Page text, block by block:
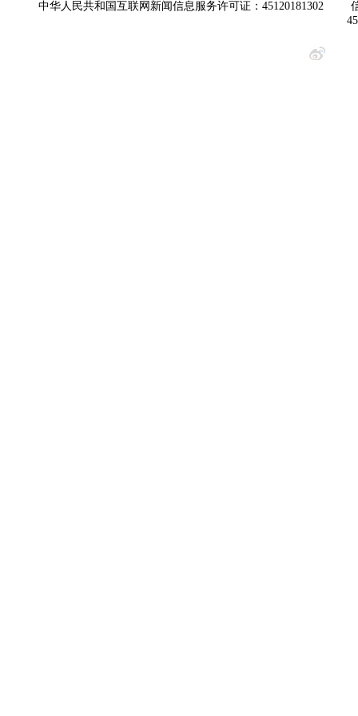
中华人民共和国互联网新闻信息服务许可证：45120181302